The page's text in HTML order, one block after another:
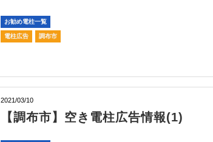
お勧め電柱一覧
電柱広告 調布市
2021/03/10
【調布市】空き電柱広告情報(1)